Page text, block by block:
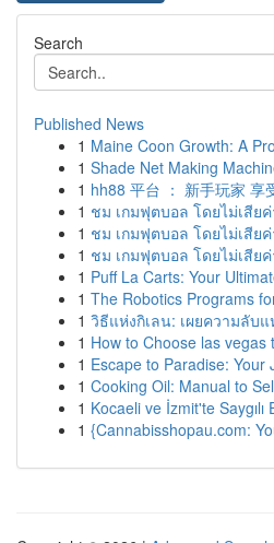
Search
Published News
1 Maine Coon Growth: A
1 Shade Net Making
1 hh88 平台 ： 新手玩家 享
1 ชม เกมฟุตบอล โดยไม่เสีย
1 ชม เกมฟุตบอล โดยไม่เสีย
1 ชม เกมฟุตบอล โดยไม่เสีย
1 Puff La Carts: Your
1 The Robotics Programs
1 วิธีแห่งกิเลน: เผยความลับ
1 How to Choose las vegas
1 Escape to Paradise: Your
1 Cooking Oil: Manual to
1 Kocaeli ve İzmit'te Saygılı
1 {Cannabisshopau.com: